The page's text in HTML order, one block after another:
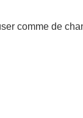
comme de